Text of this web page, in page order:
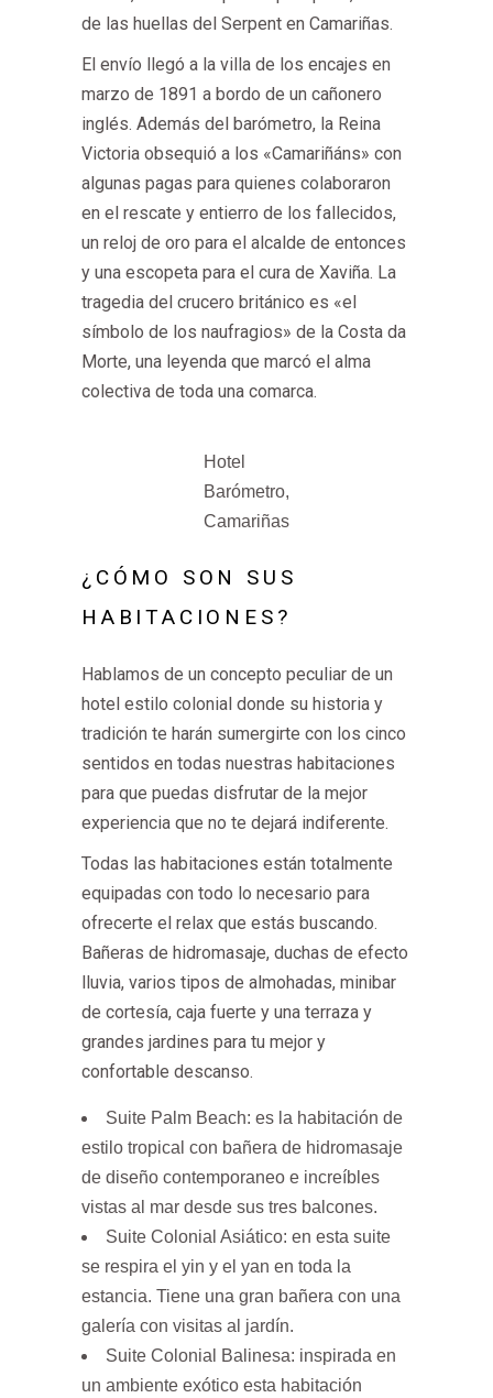
de las huellas del Serpent en Camariñas.
El envío llegó a la villa de los encajes en
marzo de 1891 a bordo de un cañonero
inglés. Además del barómetro, la Reina
Victoria obsequió a los «Camariñáns» con
algunas pagas para quienes colaboraron
en el rescate y entierro de los fallecidos,
un reloj de oro para el alcalde de entonces
y una escopeta para el cura de Xaviña. La
tragedia del crucero británico es «el
símbolo de los naufragios» de la Costa da
Morte, una leyenda que marcó el alma
colectiva de toda una comarca.
Hotel
Barómetro,
Camariñas
¿CÓMO SON SUS
HABITACIONES?
Hablamos de un concepto peculiar de un
hotel estilo colonial donde su historia y
tradición te harán sumergirte con los cinco
sentidos en todas nuestras habitaciones
para que puedas disfrutar de la mejor
experiencia que no te dejará indiferente.
Todas las habitaciones están totalmente
equipadas con todo lo necesario para
ofrecerte el relax que estás buscando.
Bañeras de hidromasaje, duchas de efecto
lluvia, varios tipos de almohadas, minibar
de cortesía, caja fuerte y una terraza y
grandes jardines para tu mejor y
confortable descanso.
Suite Palm Beach: es la habitación de
estilo tropical con bañera de hidromasaje
de diseño contemporaneo e increíbles
vistas al mar desde sus tres balcones.
Suite Colonial Asiático: en esta suite
se respira el yin y el yan en toda la
estancia. Tiene una gran bañera con una
galería con visitas al jardín.
Suite Colonial Balinesa: inspirada en
un ambiente exótico esta habitación